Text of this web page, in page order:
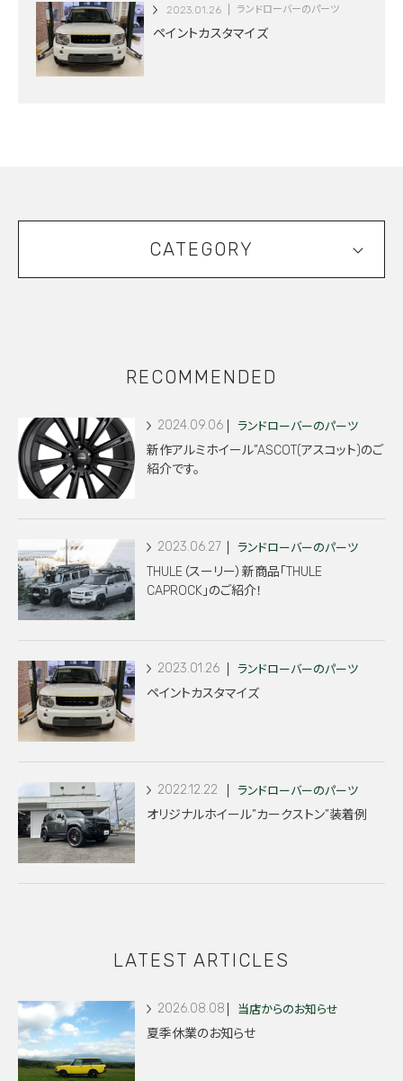
2023.01.26 ランドローバーのパーツ
ペイントカスタマイズ
CATEGORY
RECOMMENDED
2024.09.06 ランドローバーのパーツ
新作アルミホイール”ASCOT(アスコット)のご
紹介です。
2023.06.27 ランドローバーのパーツ
THULE（スーリー）新商品「THULE
CAPROCK」のご紹介！
2023.01.26 ランドローバーのパーツ
ペイントカスタマイズ
2022.12.22 ランドローバーのパーツ
オリジナルホイール”カークストン”装着例
LATEST ARTICLES
2026.08.08 当店からのお知らせ
夏季休業のお知らせ